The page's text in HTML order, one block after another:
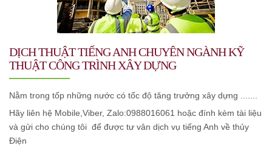
DỊCH THUẬT TIẾNG ANH CHUYÊN NGÀNH KỸ
THUẬT CÔNG TRÌNH XÂY DỰNG
Nằm trong tốp những nước có tốc độ tăng trưởng xây dựng .......
Hãy liên hệ Mobile,Viber, Zalo:0988016061 hoặc đính kèm tài liệu
và gửi cho chúng tôi để được tư vân dịch vụ tiếng Anh về thủy
Điện